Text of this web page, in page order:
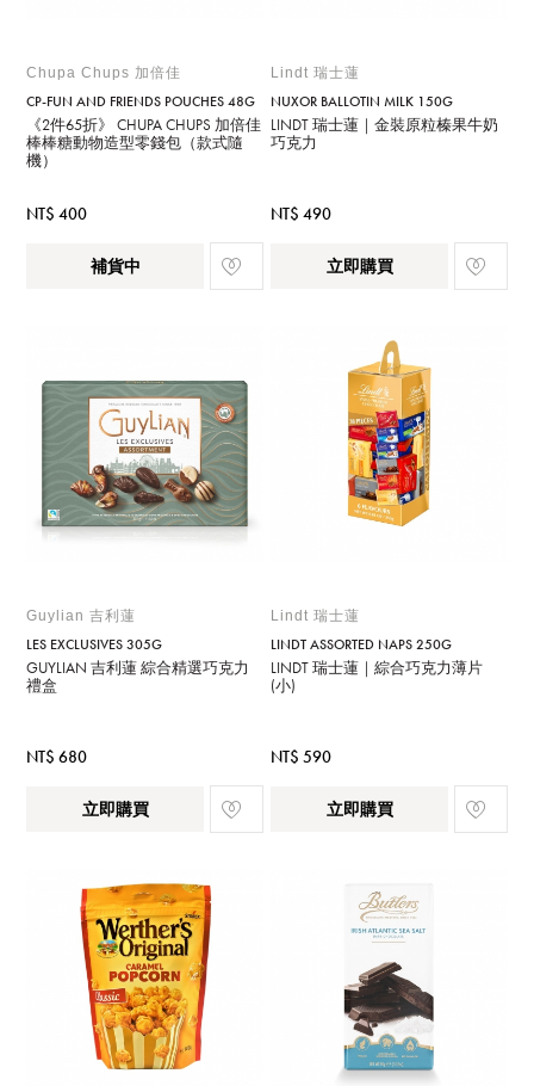
Chupa Chups 加倍佳
CP-FUN AND FRIENDS POUCHES 48G
《2件65折》 CHUPA CHUPS 加倍佳
棒棒糖動物造型零錢包（款式隨
機）
NT$ 400
補貨中
Lindt 瑞士蓮
NUXOR BALLOTIN MILK 150G
LINDT 瑞士蓮｜金裝原粒榛果牛奶
巧克力
NT$ 490
立即購買
Guylian 吉利蓮
LES EXCLUSIVES 305G
GUYLIAN 吉利蓮 綜合精選巧克力
禮盒
NT$ 680
立即購買
Lindt 瑞士蓮
LINDT ASSORTED NAPS 250G
LINDT 瑞士蓮｜綜合巧克力薄片
(小)
NT$ 590
立即購買